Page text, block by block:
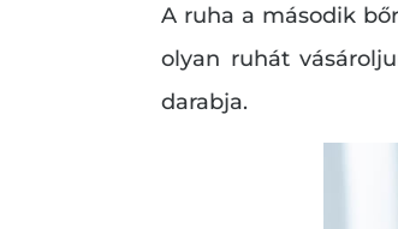
A ruha a második
olyan ruhát
darabja.